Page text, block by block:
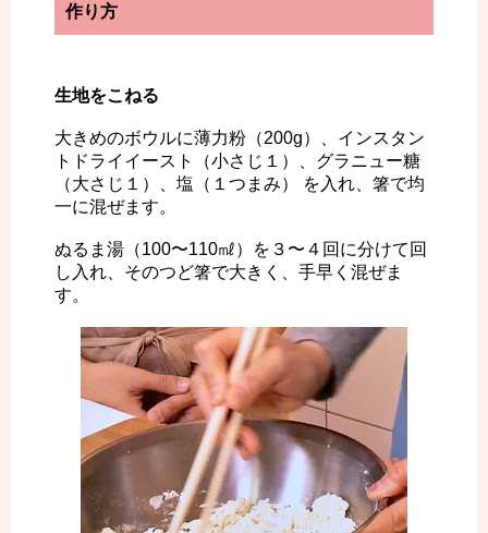
作り方
生地をこねる
大きめのボウルに薄力粉（200g）、インスタン
トドライイースト（小さじ１）、グラニュー糖
（大さじ１）、塩（１つまみ） を入れ、箸で均
一に混ぜます。
ぬるま湯（100〜110㎖）を３〜４回に分けて回
し入れ、そのつど箸で大きく、手早く混ぜま
す。